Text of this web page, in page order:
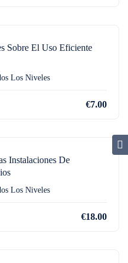
Sobre El Uso Eficiente
Los Niveles
€7.00
Instalaciones De
Los Niveles
€18.00